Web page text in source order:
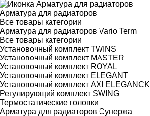
Арматура для радиаторов
Все товары категории
Арматура для радиаторов Vario Term
Все товары категории
Установочный комплект TWINS
Установочный комплект MASTER
Установочный комплект ROYAL
Установочный комплект ELEGANT
Установочный комплект AXI
Регулирующий комплект SWING
Термостатические головки
Арматура для радиаторов Сунержа